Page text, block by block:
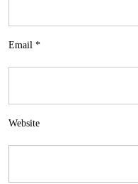
Email *
Website